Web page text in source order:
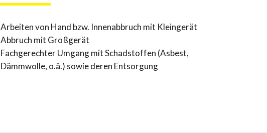
Arbeiten von Hand bzw. Innenabbruch mit Kleingerät
Abbruch mit Großgerät
Fachgerechter Umgang mit Schadstoffen (Asbest,
Dämmwolle, o.ä.) sowie deren Entsorgung